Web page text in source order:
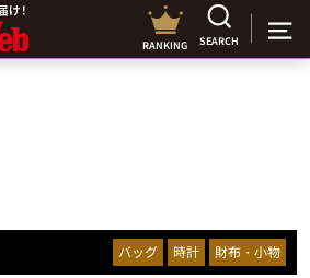
RANKING SEARCH
バッグ 時計 財布・小物